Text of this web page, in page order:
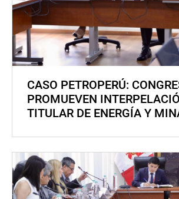
CASO PETROPERÚ:
PROMUEVEN
TITULAR DE ENERGÍA Y